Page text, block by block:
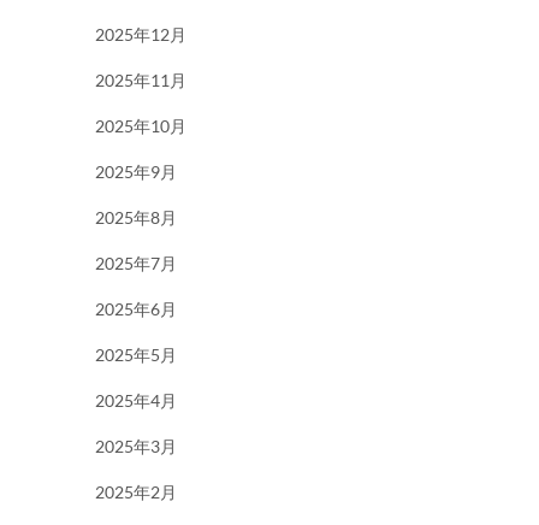
2025年12月
2025年11月
2025年10月
2025年9月
2025年8月
2025年7月
2025年6月
2025年5月
2025年4月
2025年3月
2025年2月